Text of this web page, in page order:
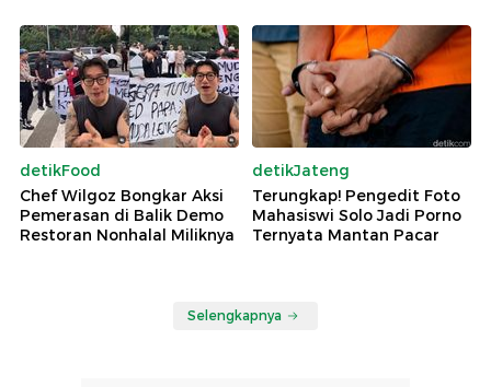
detikFood
Chef Wilgoz Bongkar Aksi
Pemerasan di Balik Demo
Restoran Nonhalal Miliknya
detikJateng
Terungkap! Pengedit Foto
Mahasiswi Solo Jadi Porno
Ternyata Mantan Pacar
Selengkapnya